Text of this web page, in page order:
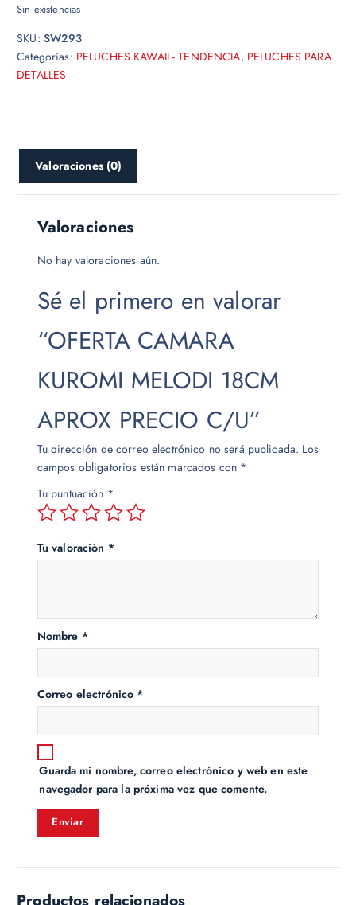
Sin existencias
SKU: SW293
Categorías: PELUCHES KAWAII - TENDENCIA, PELUCHES PARA
DETALLES
Valoraciones (0)
Valoraciones
No hay valoraciones aún.
Sé el primero en valorar
“OFERTA CAMARA
KUROMI MELODI 18CM
APROX PRECIO C/U”
Tu dirección de correo electrónico no será publicada. Los
campos obligatorios están marcados con *
Tu puntuación *
Tu valoración *
Nombre *
Correo electrónico *
Guarda mi nombre, correo electrónico y web en este
navegador para la próxima vez que comente.
Productos relacionados